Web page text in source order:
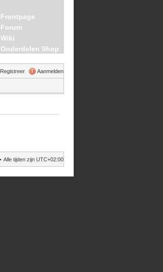
Frontpage
Forum
Wiki
Onderdelen Shop
Aanmelden
Registreer
Alle tijden zijn UTC+02:00